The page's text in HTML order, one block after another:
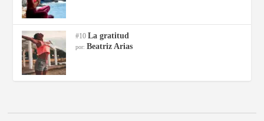
#10La gratitud
por: Beatriz Arias